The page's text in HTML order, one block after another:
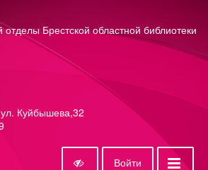
Брестской областной библиотеки
Куйбышева,32
Войти